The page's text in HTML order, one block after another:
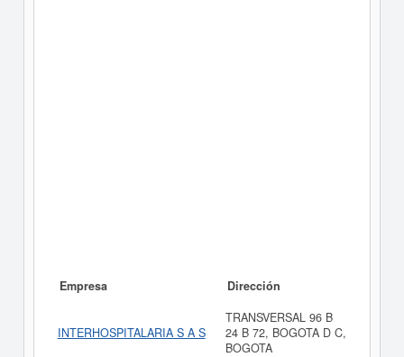
Empresa Dirección
INTERHOSPITALARIA S A S
TRANSVERSAL 96 B
24 B 72, BOGOTA D C,
BOGOTA